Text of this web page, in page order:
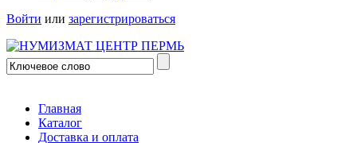
Войти или зарегистрироваться
Главная
Каталог
Доставка и оплата